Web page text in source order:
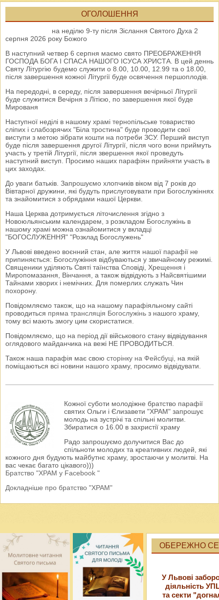
ОГОЛОШЕННЯ
на неділю 9-ту після Зіслання Святого Духа 2
серпня 2026 року Божого
В наступний четвер 6 серпня маємо свято ПРЕОБРАЖЕННЯ
ГОСПОДА БОГА І СПАСА НАШОГО ІСУСА ХРИСТА. В цей деннь
Святу Літургію будемо служити о 8.00, 10.00, 12.99 та о 18.00,
після завершення кожної Літургії буде освячення першоплодів.
На передодні, в середу, після завершення вечірньої Літургії
буде служитися Вечірня з Літією, по завершення якої буде
Мированя
Наступної неділі в нашому храмі тернопільське товариство
сліпих і слабозрячих "Біла тростина" буде проводити свої
виступи з метою зібрати кошти на потреби ЗСУ. Перший виступ
буде після завершення другої Літургії, після чого вони приймуть
участь у третій Літургії, після звершення якої проведуть
наступний виступ. Просимо наших парафіян прийняти участь в
цих заходах.
До уваги батьків. Запрошуємо хлопчиків віком від 7 років до
Вівтарної дружини, які будуть прислуговувати при Богослужіннях
та знайомитися з обрядами нашої Церкви.
Наша Церква дотримується літочислення згідно з
Новоюльянським календарем, з розкладом Богослужінь в
нашому храмі можна ознайомитися у вкладці
"БОГОСЛУЖЕННЯ" "Розклад Богослужень"
У Львові введено воєнний стан, але життя нашої парафії не
припиняється: Богослужіння відбуваються у звичайному режимі.
Священики уділяють Святі таїнства Сповіді, Хрещення і
Миропомазання, Вінчання, а також відвідують з Найсвятішими
Тайнами хворих і немічних. Для померлих служать Чин
похорону.
Повідомляємо також, що на нашому парафіяльному сайті
проводиться пряма трансляція Богослужінь з нашого храму,
тому всі мають змогу цим скористатися.
Повідомляємо, що на період дії військового стану відвідування
оглядового майданчика на вежі НЕ ПРОВОДИТЬСЯ.
Також наша парафія має свою сторінку на Фейсбуці, на якій
поміщаються всі новини нашого храму, просимо відвідувати.
Кожної суботи молодіжне братство парафії
святих Ольги і Єлизавети "ХРАМ" запрошує
молодь на зустрічі та спільні молитви.
Збиратися о 16.00 в захристії храму
Радо запрошуємо долучитися Вас до
спільноти молодих та креативних людей, які
кожного дня будують майбутнє храму, зростаючи у молитві. На
вас чекає багато цікавого)))
Братство "ХРАМ у Facebook "
Докладніше про братство "ХРАМ"
ОБЕРЕЖНО
У Львові
діяльність
та секти